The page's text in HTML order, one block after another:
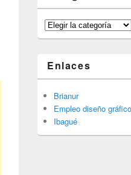
Categorías
Enlaces
Brianur
Empleo diseño gráfico
Ibagué